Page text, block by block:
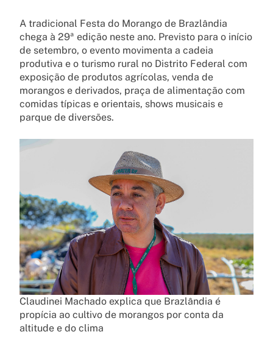
A tradicional Festa do Morango de Brazlândia
chega à 29ª edição neste ano. Previsto para o início
de setembro, o evento movimenta a cadeia
produtiva e o turismo rural no Distrito Federal com
exposição de produtos agrícolas, venda de
morangos e derivados, praça de alimentação com
comidas típicas e orientais, shows musicais e
parque de diversões.
Claudinei Machado explica que Brazlândia é
propícia ao cultivo de morangos por conta da
altitude e do clima